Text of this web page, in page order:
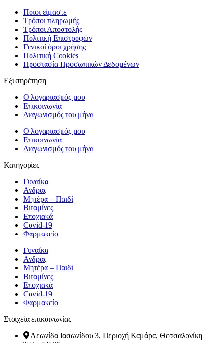
Ποιοι είμαστε
Τρόποι πληρωμής
Τρόποι Αποστολής
Πολιτική Επιστροφών
Γενικοί όροι χρήσης
Πολιτική Cookies
Προστασία Προσωπικών Δεδομένων
Εξυπηρέτηση
Ο λογαριασμός μου
Επικοινωνία
Διαγωνισμός του μήνα
Ο λογαριασμός μου
Επικοινωνία
Διαγωνισμός του μήνα
Κατηγορίες
Γυναίκα
Ανδρας
Μητέρα – Παιδί
Βιταμίνες
Εποχιακά
Covid-19
Φαρμακείο
Γυναίκα
Ανδρας
Μητέρα – Παιδί
Βιταμίνες
Εποχιακά
Covid-19
Φαρμακείο
Στοιχεία επικοινωνίας
Λεωνίδα Ιασωνίδου 3, Περιοχή Καμάρα, Θεσσαλονίκη